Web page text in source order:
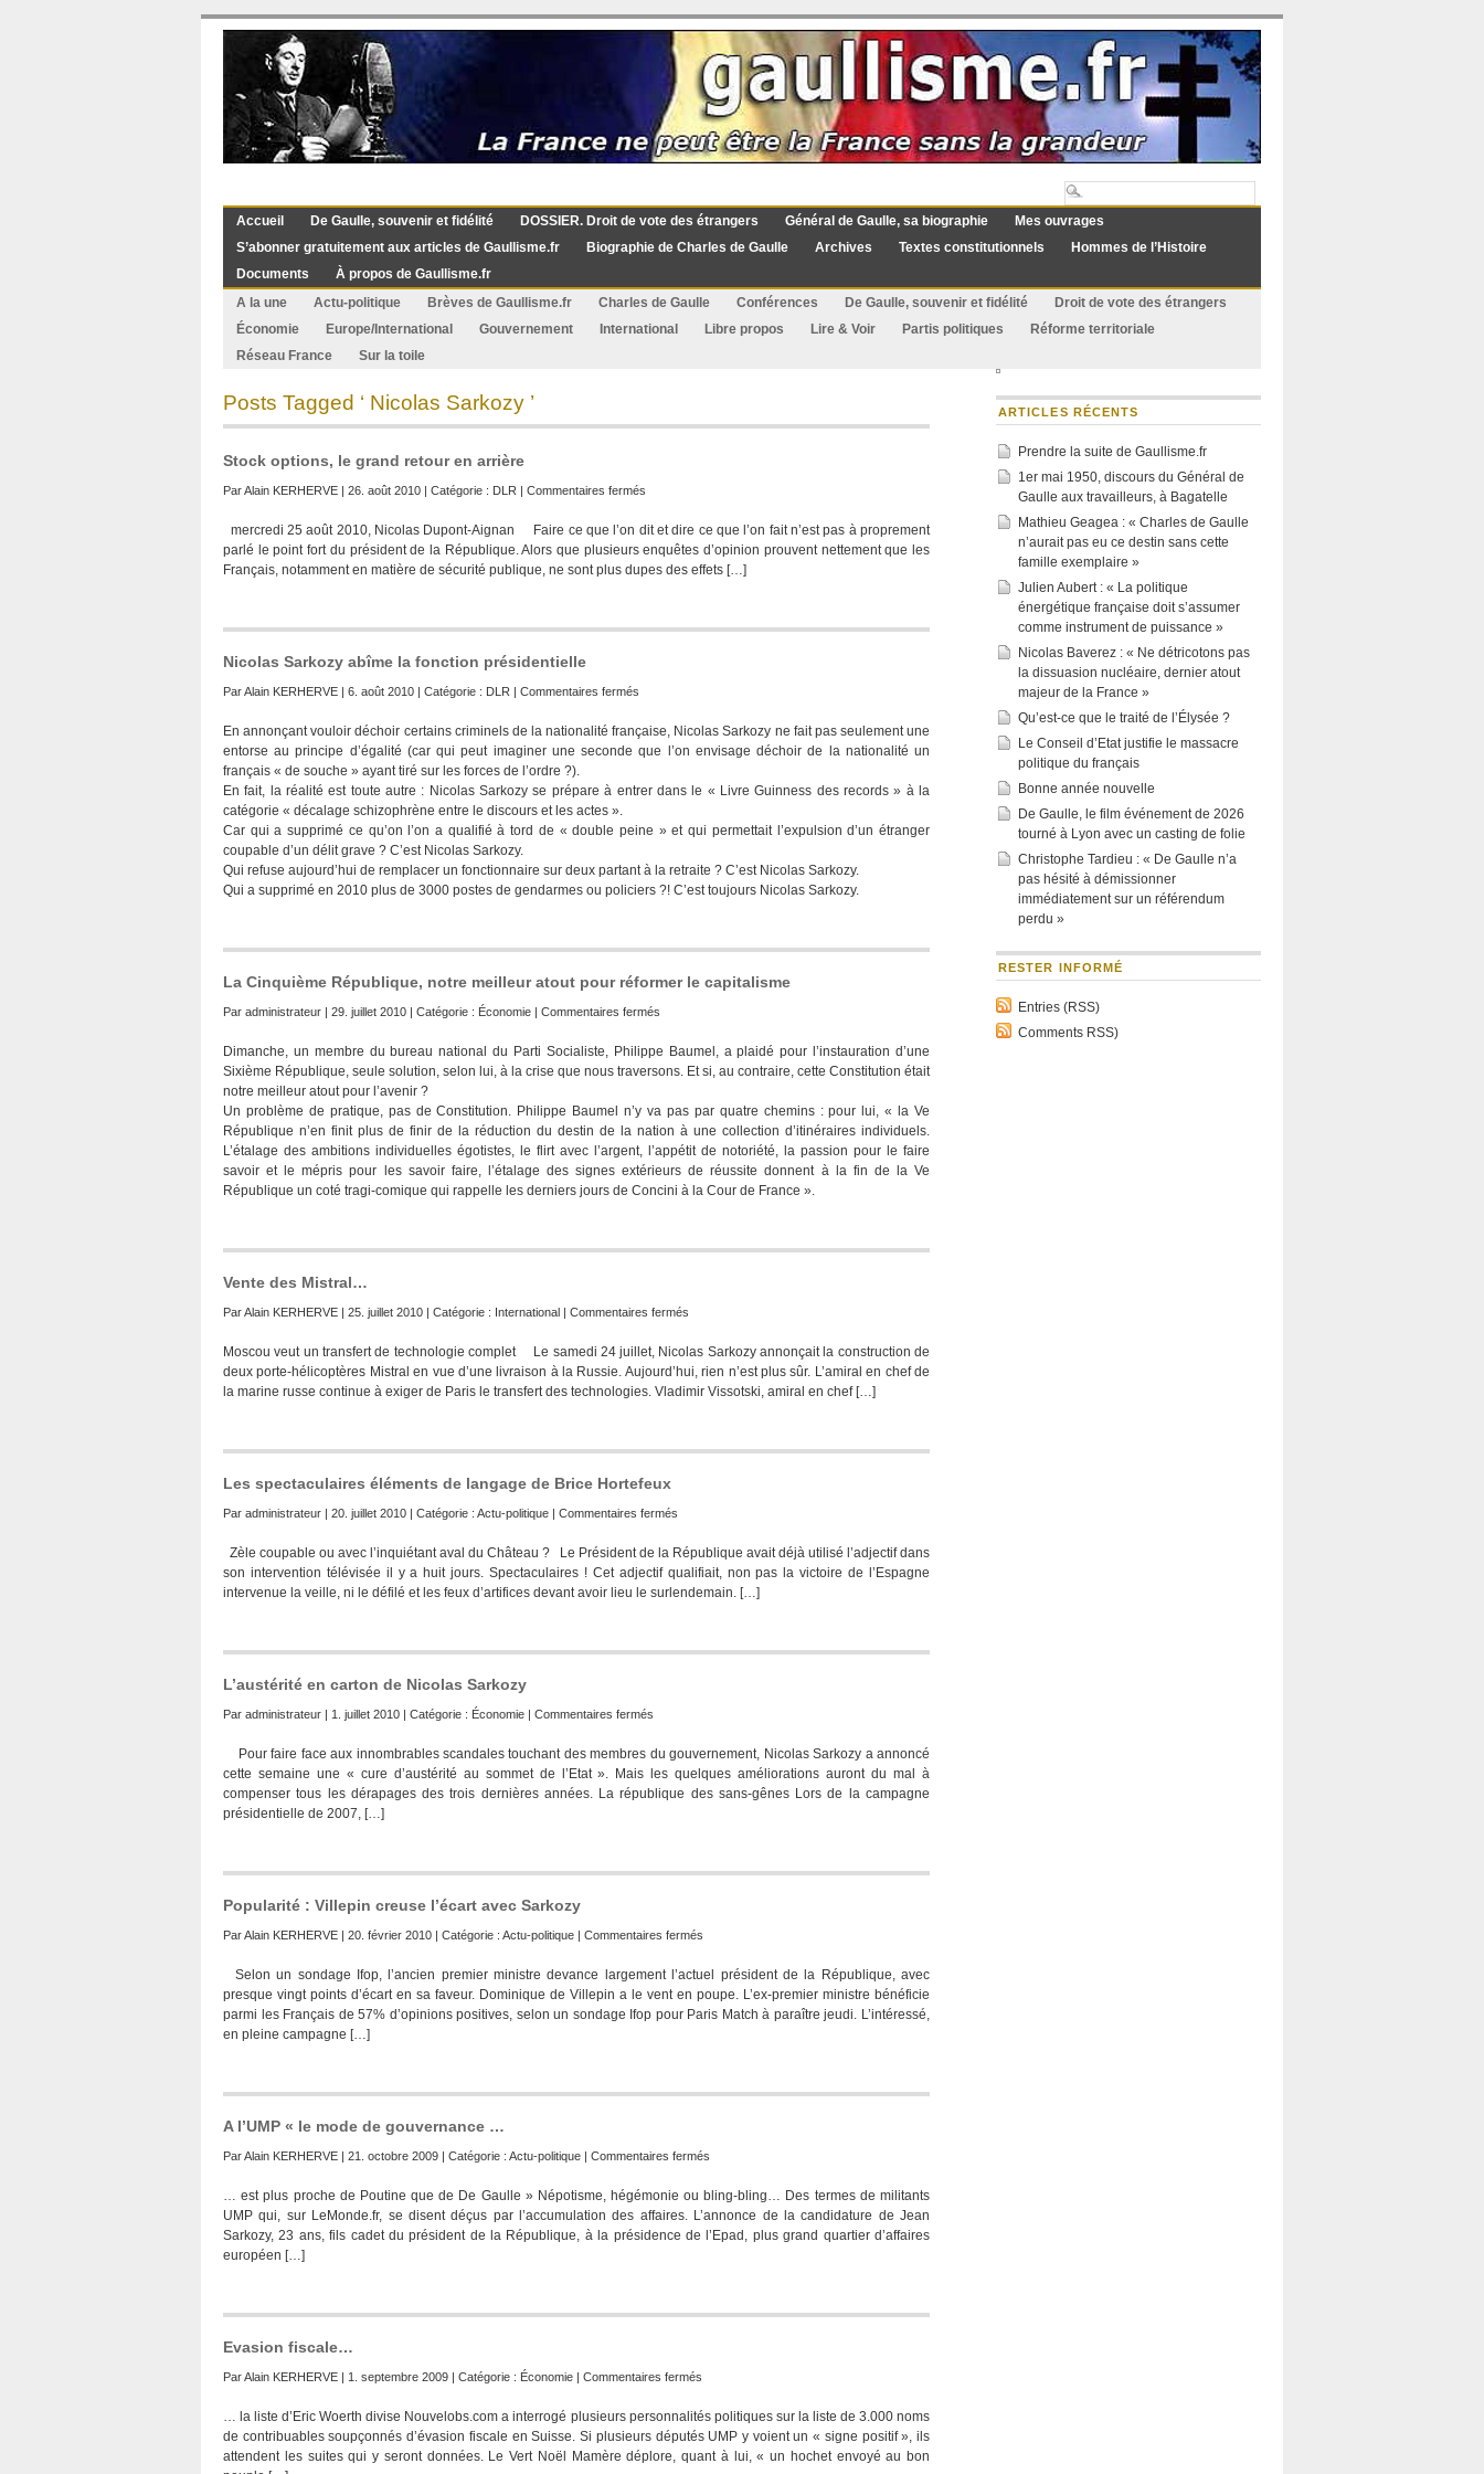
Accueil De Gaulle, souvenir et fidélité DOSSIER. Droit de vote des étrangers Général de Gaulle, sa biographie
Mes ouvrages
S’abonner gratuitement aux articles de Gaullisme.fr
Biographie de Charles de Gaulle Archives Textes constitutionnels
Hommes de l’Histoire
Documents
À propos de Gaullisme.fr
A la une
Actu-politique Brèves de Gaullisme.fr Charles de Gaulle Conférences De Gaulle, souvenir et fidélité
Droit de vote des étrangers
Économie
Europe/International Gouvernement International Libre propos Lire & Voir Partis politiques
Réforme territoriale
Réseau France
Sur la toile
Posts Tagged ‘ Nicolas Sarkozy ’
Stock options, le grand retour en arrière
ParAlain KERHERVE | 26. août 2010 | Catégorie : DLR | Commentaires fermés
options,
le
grand
arrière
mercredi 25 août 2010, Nicolas Dupont-Aignan Faire ce que l’on dit et dire ce que l’on fait n’est pas à proprement
parlé le point fort du président de la République. Alors que plusieurs enquêtes d’opinion prouvent nettement que les
Français, notamment en matière de sécurité publique, ne sont plus dupes des effets […]
Nicolas Sarkozy abîme la fonction présidentielle
ParAlain KERHERVE | 6. août 2010 | Catégorie : DLR | Commentaires fermés
Sarkozy
abîme
fonction
En annonçant vouloir déchoir certains criminels de la nationalité française, Nicolas Sarkozy ne fait pas seulement une
entorse au principe d’égalité (car qui peut imaginer une seconde que l’on envisage déchoir de la nationalité un
français « de souche » ayant tiré sur les forces de l’ordre ?).
En fait, la réalité est toute autre : Nicolas Sarkozy se prépare à entrer dans le « Livre Guinness des records » à la
catégorie « décalage schizophrène entre le discours et les actes ».
Car qui a supprimé ce qu’on l’on a qualifié à tord de « double peine » et qui permettait l’expulsion d’un étranger
coupable d’un délit grave ? C’est Nicolas Sarkozy.
Qui refuse aujourd’hui de remplacer un fonctionnaire sur deux partant à la retraite ? C’est Nicolas Sarkozy.
Qui a supprimé en 2010 plus de 3000 postes de gendarmes ou policiers ?! C’est toujours Nicolas Sarkozy.
La Cinquième République, notre meilleur atout pour réformer le capitalisme
Par administrateur | 29. juillet 2010 | Catégorie : Économie | Commentaires fermés
Cinquième
République,
meilleur
atout
pour
réformer
le
Dimanche, un membre du bureau national du Parti Socialiste, Philippe Baumel, a plaidé pour l’instauration d’une
Sixième République, seule solution, selon lui, à la crise que nous traversons. Et si, au contraire, cette Constitution était
notre meilleur atout pour l’avenir ?
Un problème de pratique, pas de Constitution. Philippe Baumel n’y va pas par quatre chemins : pour lui, « la Ve
République n’en finit plus de finir de la réduction du destin de la nation à une collection d’itinéraires individuels.
L’étalage des ambitions individuelles égotistes, le flirt avec l’argent, l’appétit de notoriété, la passion pour le faire
savoir et le mépris pour les savoir faire, l’étalage des signes extérieurs de réussite donnent à la fin de la Ve
République un coté tragi-comique qui rappelle les derniers jours de Concini à la Cour de France ».
Vente des Mistral…
ParAlain KERHERVE | 25. juillet 2010 | Catégorie : International | Commentaires fermés
des
Mistral…
Moscou veut un transfert de technologie complet Le samedi 24 juillet, Nicolas Sarkozy annonçait la construction de
deux porte-hélicoptères Mistral en vue d’une livraison à la Russie. Aujourd’hui, rien n’est plus sûr. L’amiral en chef de
la marine russe continue à exiger de Paris le transfert des technologies. Vladimir Vissotski, amiral en chef […]
Les spectaculaires éléments de langage de Brice Hortefeux
Par administrateur | 20. juillet 2010 | Catégorie : Actu-politique | Commentaires fermés
spectaculaires
éléments
de
Brice
Zèle coupable ou avec l’inquiétant aval du Château ? Le Président de la République avait déjà utilisé l’adjectif dans
son intervention télévisée il y a huit jours. Spectaculaires ! Cet adjectif qualifiait, non pas la victoire de l’Espagne
intervenue la veille, ni le défilé et les feux d’artifices devant avoir lieu le surlendemain. […]
L’austérité en carton de Nicolas Sarkozy
Par administrateur | 1. juillet 2010 | Catégorie : Économie | Commentaires fermés
en
carton
de
Pour faire face aux innombrables scandales touchant des membres du gouvernement, Nicolas Sarkozy a annoncé
cette semaine une « cure d’austérité au sommet de l’Etat ». Mais les quelques améliorations auront du mal à
compenser tous les dérapages des trois dernières années. La république des sans-gênes Lors de la campagne
présidentielle de 2007, […]
Popularité : Villepin creuse l’écart avec Sarkozy
ParAlain KERHERVE | 20. février 2010 | Catégorie : Actu-politique | Commentaires fermés
:
Villepin
creuse
Selon un sondage Ifop, l’ancien premier ministre devance largement l’actuel président de la République, avec
presque vingt points d’écart en sa faveur. Dominique de Villepin a le vent en poupe. L’ex-premier ministre bénéficie
parmi les Français de 57% d’opinions positives, selon un sondage Ifop pour Paris Match à paraître jeudi. L’intéressé,
en pleine campagne […]
A l’UMP « le mode de gouvernance …
ParAlain KERHERVE | 21. octobre 2009 | Catégorie : Actu-politique | Commentaires fermés
l’UMP
« le
mode
… est plus proche de Poutine que de De Gaulle » Népotisme, hégémonie ou bling-bling… Des termes de militants
UMP qui, sur LeMonde.fr, se disent déçus par l’accumulation des affaires. L’annonce de la candidature de Jean
Sarkozy, 23 ans, fils cadet du président de la République, à la présidence de l’Epad, plus grand quartier d’affaires
européen […]
Evasion fiscale…
ParAlain KERHERVE | 1. septembre 2009 | Catégorie : Économie | Commentaires fermés
fiscale…
… la liste d’Eric Woerth divise Nouvelobs.com a interrogé plusieurs personnalités politiques sur la liste de 3.000 noms
de contribuables soupçonnés d’évasion fiscale en Suisse. Si plusieurs députés UMP y voient un « signe positif », ils
attendent les suites qui y seront données. Le Vert Noël Mamère déplore, quant à lui, « un hochet envoyé au bon
ARTICLES RÉCENTS
Prendre la suite de Gaullisme.fr
1er mai 1950, discours du Général de
Gaulle aux travailleurs, à Bagatelle
Mathieu Geagea : « Charles de Gaulle
n’aurait pas eu ce destin sans cette
famille exemplaire »
Julien Aubert : « La politique
énergétique française doit s’assumer
comme instrument de puissance »
Nicolas Baverez : « Ne détricotons pas
la dissuasion nucléaire, dernier atout
majeur de la France »
Qu’est-ce que le traité de l’Élysée ?
Le Conseil d’Etat justifie le massacre
politique du français
Bonne année nouvelle
De Gaulle, le film événement de 2026
tourné à Lyon avec un casting de folie
Christophe Tardieu : « De Gaulle n’a
pas hésité à démissionner
immédiatement sur un référendum
perdu »
RESTER INFORMÉ
Entries (RSS)
Comments RSS)